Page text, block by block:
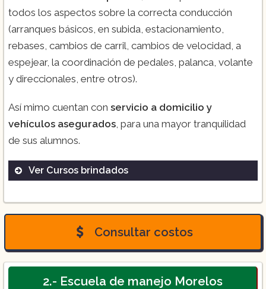
todos los aspectos sobre la correcta conducción
(arranques básicos, en subida, estacionamiento,
rebases, cambios de carril, cambios de velocidad, a
espejear, la coordinación de pedales, palanca, volante
y direccionales, entre otros).
Así mimo cuentan con servicio a domicilio y
vehículos asegurados , para una mayor tranquilidad
de sus alumnos.
Ver Cursos brindados
($2,200)
Consultar costos
2.- Escuela de manejo Morelos